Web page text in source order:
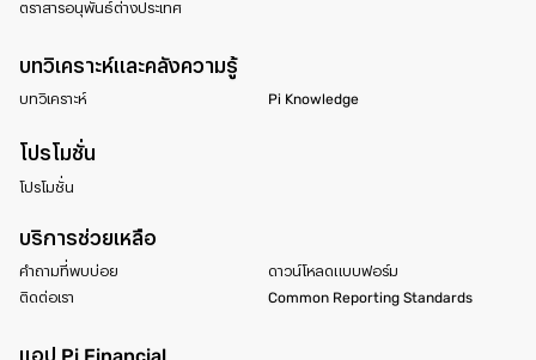
ตราสารอนุพันธ์ต่างประเทศ
บทวิเคราะห์และคลังความรู้
บทวิเคราะห์ Pi Knowledge
โปรโมชั่น
โปรโมชั่น
บริการช่วยเหลือ
คำถามที่พบบ่อย
ดาวน์โหลดแบบฟอร์ม
ติดต่อเรา
Common Reporting Standards
แอป Pi Financial